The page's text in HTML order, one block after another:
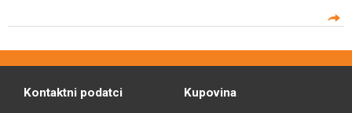
Kontaktni podatci Kupovina